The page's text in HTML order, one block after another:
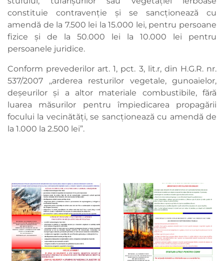
constituie contravenție și se sancționează cu
amendă de la 7.500 lei la 15.000 lei, pentru persoane
fizice și de la 50.000 lei la 10.000 lei pentru
persoanele juridice.
Conform prevederilor art. 1, pct. 3, lit.r, din H.G.R. nr.
537/2007 ,,arderea resturilor vegetale, gunoaielor,
deșeurilor și a altor materiale combustibile, fără
luarea măsurilor pentru împiedicarea propagării
focului la vecinătăți, se sancționează cu amendă de
la 1.000 la 2.500 lei”.